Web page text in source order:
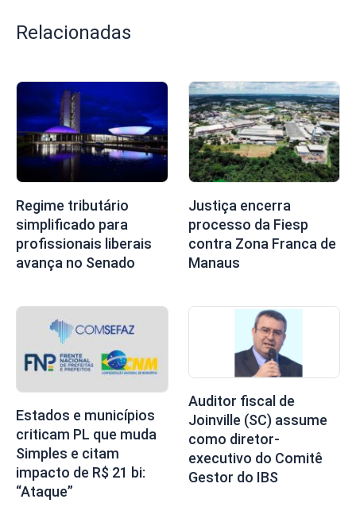
Relacionadas
Regime tributário
simplificado para
profissionais liberais
avança no Senado
Justiça encerra
processo da Fiesp
contra Zona Franca de
Manaus
Estados e municípios
criticam PL que muda
Simples e citam
impacto de R$ 21 bi:
“Ataque”
Auditor fiscal de
Joinville (SC) assume
como diretor-
executivo do Comitê
Gestor do IBS